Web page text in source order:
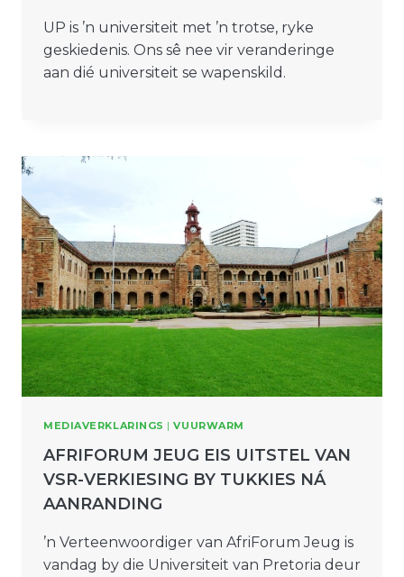
UP is ’n universiteit met ’n trotse, ryke
geskiedenis. Ons sê nee vir veranderinge
aan dié universiteit se wapenskild.
MEDIAVERKLARINGS |VUURWARM
AFRIFORUM JEUG EIS UITSTEL VAN
VSR-VERKIESING BY TUKKIES NÁ
AANRANDING
’n Verteenwoordiger van AfriForum Jeug is
vandag by die Universiteit van Pretoria deur